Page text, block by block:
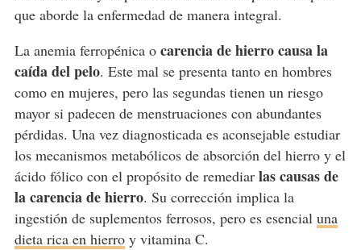
que aborde la enfermedad de manera integral.
La anemia ferropénica ocarencia de hierro causa la
caída del pelo. Este mal se presenta tanto en hombres
como en mujeres, pero las segundas tienen un riesgo
mayor si padecen de menstruaciones con abundantes
pérdidas. Una vez diagnosticada es aconsejable estudiar
los mecanismos metabólicos de absorción del hierro y el
ácido fólico con el propósito de remediarlas causas de
la carencia de hierro. Su corrección implica la
ingestión de suplementos ferrosos, pero es esencial una
dieta rica en hierroy vitamina C.